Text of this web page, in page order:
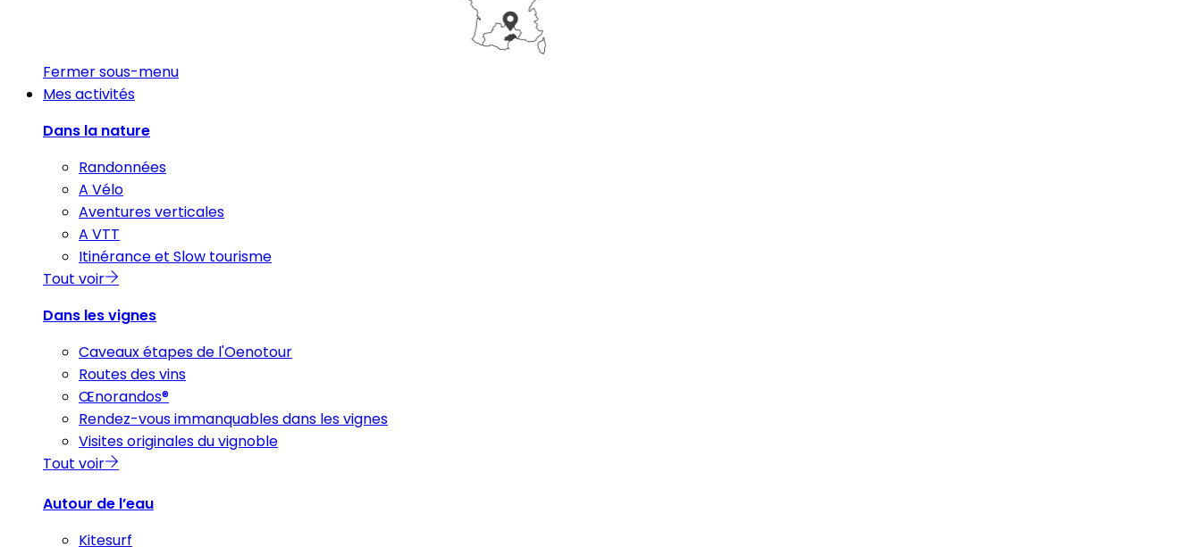
Fermer sous-menu
Mes activités
Dans la nature
Randonnées
A Vélo
Aventures verticales
A VTT
Itinérance et Slow tourisme
Tout voir
Dans les vignes
Caveaux étapes de l'Oenotour
Routes des vins
Œnorandos®
Rendez-vous immanquables dans les vignes
Visites originales du vignoble
Tout voir
Autour de l’eau
Kitesurf